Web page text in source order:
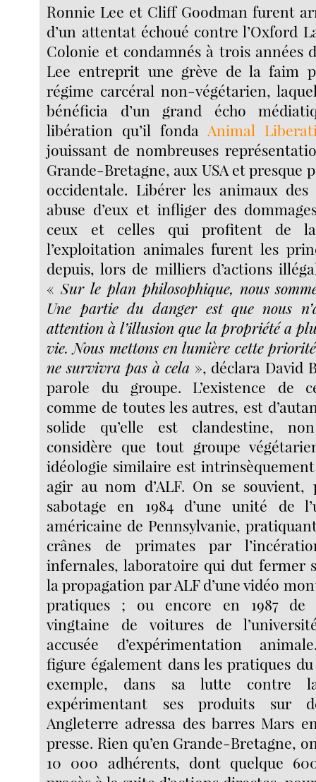
Ronnie Lee et Cliff Goodman furent
d’un attentat échoué contre l’Oxford
Colonie et condamnés à trois années
Lee entreprit une grève de la faim
régime carcéral non-végétarien,
bénéficia d’un grand écho
libération qu’il fonda Animal
jouissant de nombreuses
Grande-Bretagne, aux USA et presque
occidentale. Libérer les animaux
abuse d’eux et infliger des
ceux et celles qui profitent de
l’exploitation animales furent les
depuis, lors de milliers d’actions
«Sur le plan philosophique, nous
Une partie du danger est que nous
attention à l’illusion que la propriété a
vie. Nous mettons en lumière cette
ne survivra pas à cela », déclara David
parole du groupe. L’existence de
comme de toutes les autres, est
solide qu’elle est clandestine,
considère que tout groupe
idéologie similaire est
agir au nom d’ALF. On se souvient,
sabotage en 1984 d’une unité de
américaine de Pennsylvanie,
crânes de primates par
infernales, laboratoire qui dut fermer
la propagation par ALF d’une vidéo
pratiques ; ou encore en 1987 de
vingtaine de voitures de
accusée d’expérimentation
figure également dans les pratiques
exemple, dans sa lutte contre
expérimentant ses produits sur
Angleterre adressa des barres Mars
presse. Rien qu’en Grande-Bretagne,
10 000 adhérents, dont quelque